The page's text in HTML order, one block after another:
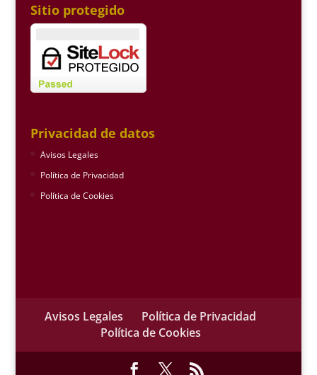
Sitio protegido
Privacidad de datos
Avisos Legales
Política de Privacidad
Política de Cookies
Avisos Legales
Política de Privacidad
Política de Cookies